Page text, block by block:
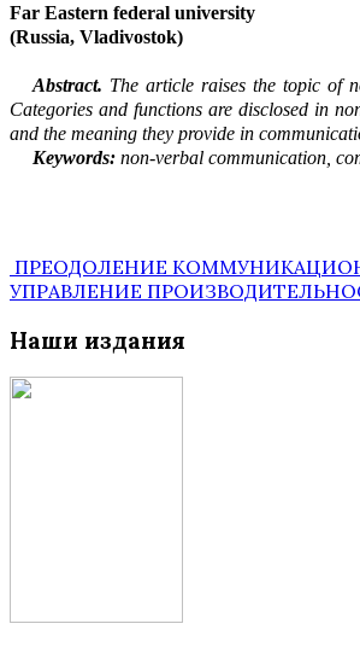
Far Eastern federal university
(Russia, Vladivostok)
Abstract. The article raises the topic of
Categories and functions are disclosed in
and the meaning they provide in
Keywords: non-verbal communication,
Post
navigation
ПРЕОДОЛЕНИЕ
УПРАВЛЕНИЕ
Наши издания